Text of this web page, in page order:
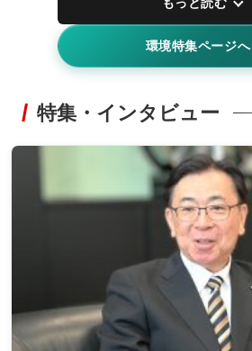
環境特集ページへ
特集・インタビュー